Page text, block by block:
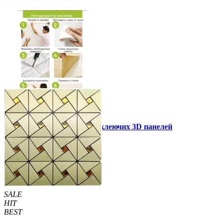
Інструкція установки самоклеючих 3D панелей
Інші також купили
SALE
HIT
BEST